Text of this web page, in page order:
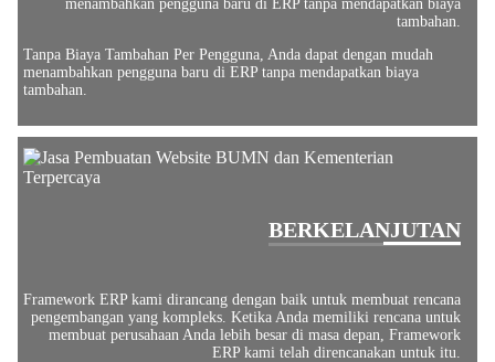
menambahkan pengguna baru di ERP tanpa mendapatkan biaya
tambahan.
Tanpa Biaya Tambahan Per Pengguna, Anda dapat dengan mudah
menambahkan pengguna baru di ERP tanpa mendapatkan biaya
tambahan.
BERKELANJUTAN
Framework ERP kami dirancang dengan baik untuk membuat rencana
pengembangan yang kompleks. Ketika Anda memiliki rencana untuk
membuat perusahaan Anda lebih besar di masa depan, Framework
ERP kami telah direncanakan untuk itu.